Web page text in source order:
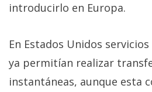
introducirlo en Europa.
En Estados Unidos
ya permitían realizar
instantáneas, aunque esta